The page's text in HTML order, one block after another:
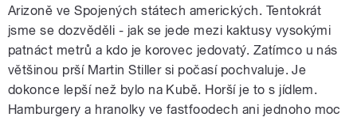
pause
Arizoně ve Spojených státech amerických. Tentokrát
jsme se dozvěděli - jak se jede mezi kaktusy vysokými
patnáct metrů a kdo je korovec jedovatý. Zatímco u nás
většinou prší Martin Stiller si počasí pochvaluje. Je
dokonce lepší než bylo na Kubě. Horší je to s jídlem.
Hamburgery a hranolky ve fastfoodech ani jednoho moc